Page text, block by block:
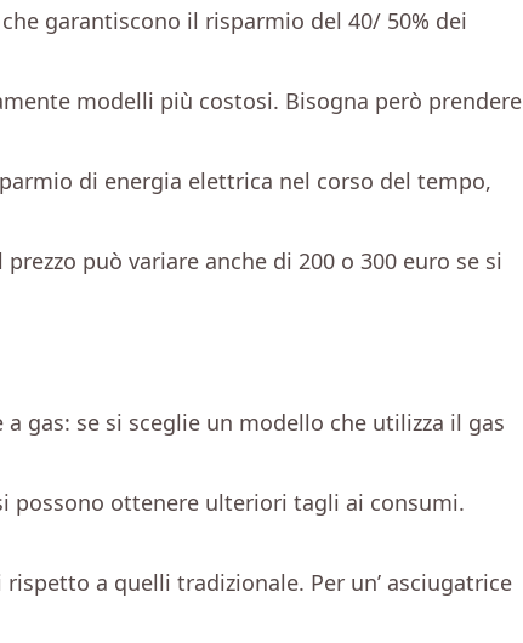
garantiscono il risparmio del 40/ 50% dei
modelli più costosi. Bisogna però prendere
di energia elettrica nel corso del tempo,
può variare anche di 200 o 300 euro se si
gas: se si sceglie un modello che utilizza il gas
possono ottenere ulteriori tagli ai consumi.
a quelli tradizionale. Per un’ asciugatrice